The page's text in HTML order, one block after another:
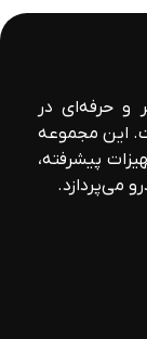
و حرفه‌ای در
این مجموعه
پیشرفته،
می‌پردازد.